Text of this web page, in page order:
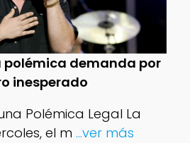
polémica demanda por
inesperado
Polémica Legal La
el m ...ver más